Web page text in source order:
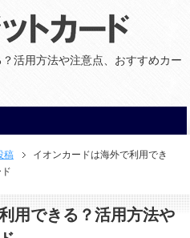
活用方法や注意点、おすすめカー
稿
イオンカードは海外で利用でき
用できる？活用方法や